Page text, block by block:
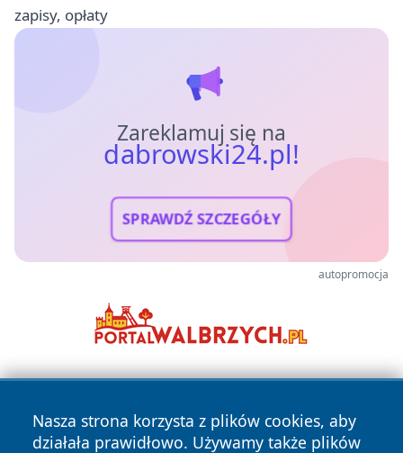
zapisy, opłaty
Zareklamuj się na
dabrowski24.pl!
SPRAWDŹ SZCZEGÓŁY
autopromocja
Nasza strona korzysta z plików cookies, aby
działała prawidłowo. Używamy także plików